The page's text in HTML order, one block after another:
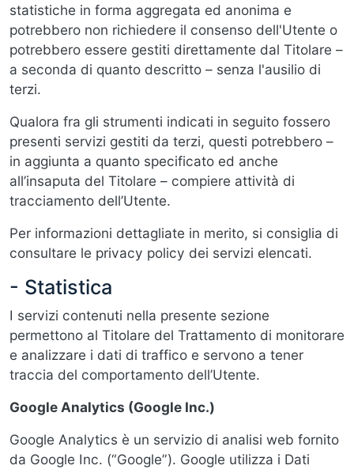
statistiche in forma aggregata ed anonima e
potrebbero non richiedere il consenso dell'Utente o
potrebbero essere gestiti direttamente dal Titolare –
a seconda di quanto descritto – senza l'ausilio di
terzi.
Qualora fra gli strumenti indicati in seguito fossero
presenti servizi gestiti da terzi, questi potrebbero –
in aggiunta a quanto specificato ed anche
all’insaputa del Titolare – compiere attività di
tracciamento dell’Utente.
Per informazioni dettagliate in merito, si consiglia di
consultare le privacy policy dei servizi elencati.
- Statistica
I servizi contenuti nella presente sezione
permettono al Titolare del Trattamento di monitorare
e analizzare i dati di traffico e servono a tener
traccia del comportamento dell’Utente.
Google Analytics (Google Inc.)
Google Analytics è un servizio di analisi web fornito
da Google Inc. (“Google”). Google utilizza i Dati